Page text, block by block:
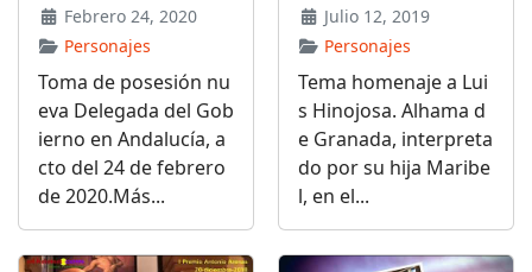
Febrero 24, 2020
Personajes
Toma de posesión nu
eva Delegada del Gob
ierno en Andalucía, a
cto del 24 de febrero
de 2020.Más...
Julio 12, 2019
Personajes
Tema homenaje a Lui
s Hinojosa. Alhama d
e Granada, interpreta
do por su hija Maribe
l, en el...